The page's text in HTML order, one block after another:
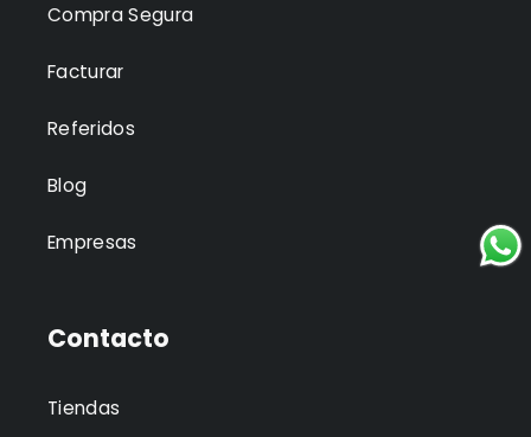
Compra Segura
Facturar
Referidos
Blog
Empresas
Contacto
Tiendas